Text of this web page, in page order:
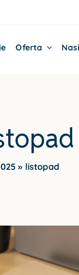
Oferta
listopad